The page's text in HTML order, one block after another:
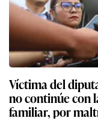
Víctima del
no continúe con
familiar, por